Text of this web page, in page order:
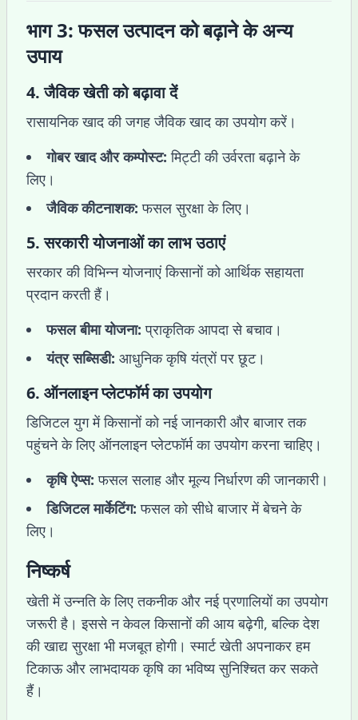
भाग 3: फसल उत्पादन को बढ़ाने के अन्य
उपाय
4.जैविक खेती को बढ़ावा दें
रासायनिक खाद की जगह जैविक खाद का उपयोग करें।
गोबर खाद और कम्पोस्ट: मिट्टी की उर्वरता बढ़ाने के
लिए।
जैविक कीटनाशक: फसल सुरक्षा के लिए।
5.सरकारी योजनाओं का लाभ उठाएं
सरकार की विभिन्न योजनाएं किसानों को आर्थिक सहायता
प्रदान करती हैं।
फसल बीमा योजना: प्राकृतिक आपदा से बचाव।
यंत्र सब्सिडी: आधुनिक कृषि यंत्रों पर छूट।
6. ऑनलाइन प्लेटफॉर्म का उपयोग
डिजिटल युग में किसानों को नई जानकारी और बाजार तक
पहुंचने के लिए ऑनलाइन प्लेटफॉर्म का उपयोग करना चाहिए।
कृषि ऐप्स: फसल सलाह और मूल्य निर्धारण की जानकारी।
डिजिटल मार्केटिंग: फसल को सीधे बाजार में बेचने के
लिए।
निष्कर्ष
खेती में उन्नति के लिए तकनीक और नई प्रणालियों का उपयोग
जरूरी है। इससे न केवल किसानों की आय बढ़ेगी, बल्कि देश
की खाद्य सुरक्षा भी मजबूत होगी। स्मार्ट खेती अपनाकर हम
टिकाऊ और लाभदायक कृषि का भविष्य सुनिश्चित कर सकते
हैं।